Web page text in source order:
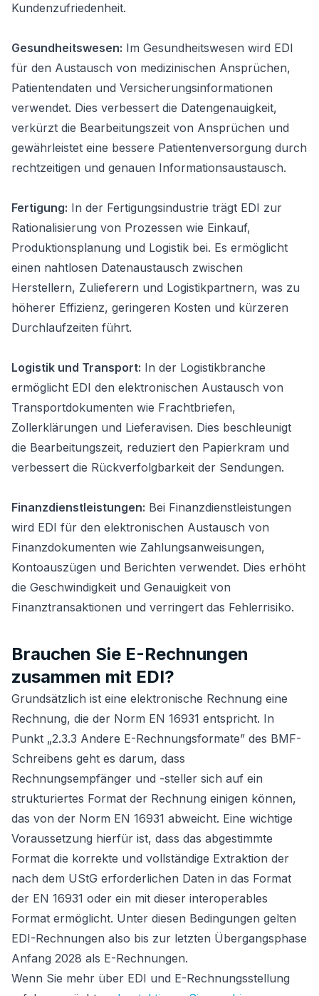
Kundenzufriedenheit.
Gesundheitswesen: Im Gesundheitswesen wird EDI
für den Austausch von medizinischen Ansprüchen,
Patientendaten und Versicherungsinformationen
verwendet. Dies verbessert die Datengenauigkeit,
verkürzt die Bearbeitungszeit von Ansprüchen und
gewährleistet eine bessere Patientenversorgung durch
rechtzeitigen und genauen Informationsaustausch.
Fertigung: In der Fertigungsindustrie trägt EDI zur
Rationalisierung von Prozessen wie Einkauf,
Produktionsplanung und Logistik bei. Es ermöglicht
einen nahtlosen Datenaustausch zwischen
Herstellern, Zulieferern und Logistikpartnern, was zu
höherer Effizienz, geringeren Kosten und kürzeren
Durchlaufzeiten führt.
Logistik und Transport: In der Logistikbranche
ermöglicht EDI den elektronischen Austausch von
Transportdokumenten wie Frachtbriefen,
Zollerklärungen und Lieferavisen. Dies beschleunigt
die Bearbeitungszeit, reduziert den Papierkram und
verbessert die Rückverfolgbarkeit der Sendungen.
Finanzdienstleistungen: Bei Finanzdienstleistungen
wird EDI für den elektronischen Austausch von
Finanzdokumenten wie Zahlungsanweisungen,
Kontoauszügen und Berichten verwendet. Dies erhöht
die Geschwindigkeit und Genauigkeit von
Finanztransaktionen und verringert das Fehlerrisiko.
Brauchen Sie E-Rechnungen
zusammen mit EDI?
Grundsätzlich ist eine elektronische Rechnung eine
Rechnung, die der Norm EN 16931 entspricht. In
Punkt „2.3.3 Andere E-Rechnungsformate” des BMF-
Schreibens geht es darum, dass
Rechnungsempfänger und -steller sich auf ein
strukturiertes Format der Rechnung einigen können,
das von der Norm EN 16931 abweicht. Eine wichtige
Voraussetzung hierfür ist, dass das abgestimmte
Format die korrekte und vollständige Extraktion der
nach dem UStG erforderlichen Daten in das Format
der EN 16931 oder ein mit dieser interoperables
Format ermöglicht. Unter diesen Bedingungen gelten
EDI-Rechnungen also bis zur letzten Übergangsphase
Anfang 2028 als E-Rechnungen.
Wenn Sie mehr über EDI und E-Rechnungsstellung